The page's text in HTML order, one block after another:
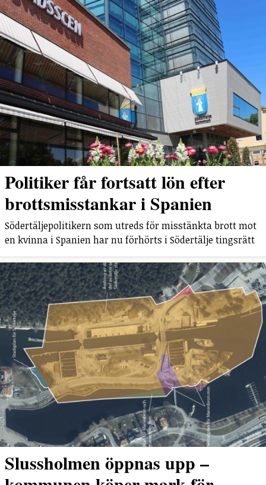
Politiker får fortsatt lön efter
brottsmisstankar i Spanien
Södertäljepolitikern som utreds för misstänkta brott mot
en kvinna i Spanien har nu förhörts i Södertälje tingsrätt
Slussholmen öppnas upp –